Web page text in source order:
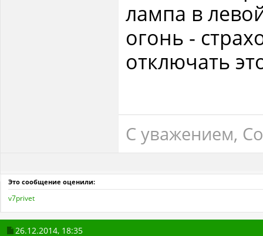
лампа в
огонь -
отключать
С уважением,
Это сообщение оценили:
v7privet
26.12.2014, 18:35